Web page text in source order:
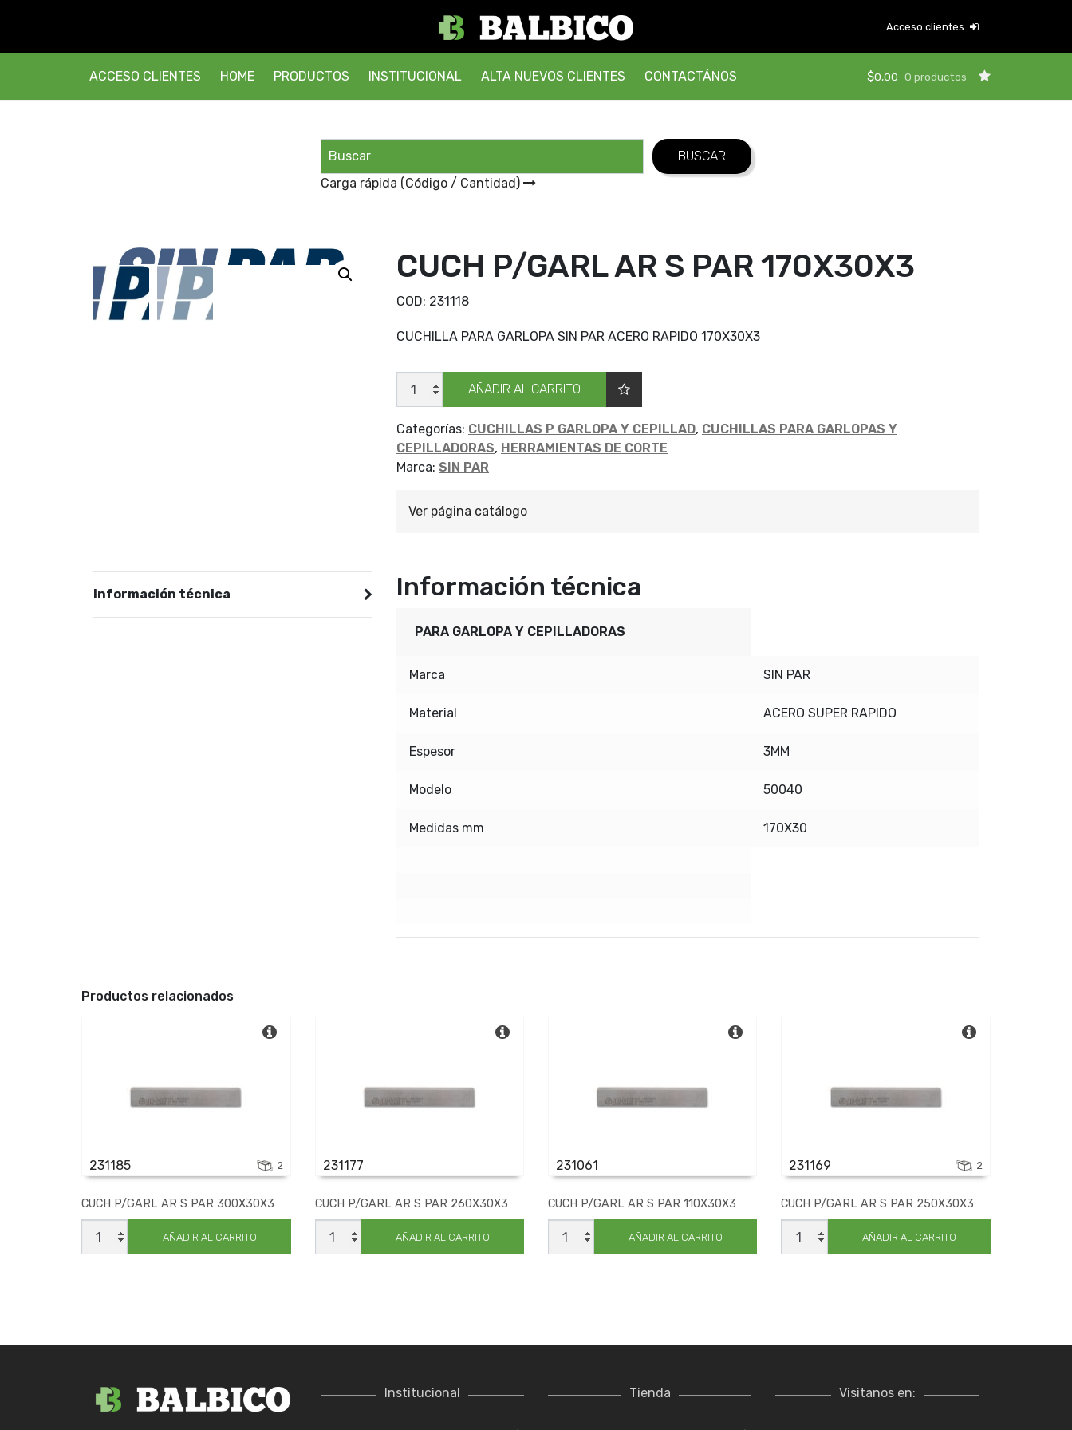
Acceso clientes
ACCESO CLIENTES HOME PRODUCTOS INSTITUCIONAL ALTA NUEVOS CLIENTES CONTACTÁNOS $0,00 0 productos
Carga rápida (Código / Cantidad)
CUCH P/GARL AR S PAR 170X30X3
COD: 231118
CUCHILLA PARA GARLOPA SIN PAR ACERO RAPIDO 170X30X3
CUCH
P/GARL
AR
PAR
170X30X3
cantidad
AÑADIR AL CARRITO
Categorías: CUCHILLAS P GARLOPA Y CEPILLAD, CUCHILLAS PARA GARLOPAS Y
CEPILLADORAS, HERRAMIENTAS DE CORTE
Marca: SIN PAR
Ver página catálogo
Información técnica Información técnica
PARA GARLOPA Y CEPILLADORAS
Marca SIN PAR
Material ACERO SUPER RAPIDO
Espesor 3MM
Modelo 50040
Medidas mm 170X30
Productos relacionados
231185 2
CUCH P/GARL AR S PAR 300X30X3
CUCH
P/GARL
AR
AÑADIR AL CARRITO
231177
CUCH P/GARL AR S PAR 260X30X3
CUCH
P/GARL
AR
AÑADIR AL CARRITO
231061
CUCH P/GARL AR S PAR 110X30X3
CUCH
P/GARL
AR
AÑADIR AL CARRITO
231169 2
CUCH P/GARL AR S PAR 250X30X3
CUCH
P/GARL
AR
AÑADIR AL CARRITO
Institucional Tienda Visitanos en: